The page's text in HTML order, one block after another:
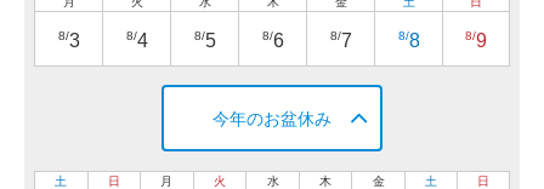
8/3 8/4 8/5 8/6 8/7 8/8 8/9
今年のお盆休み
土 日 月 火 水 木 金 土 日